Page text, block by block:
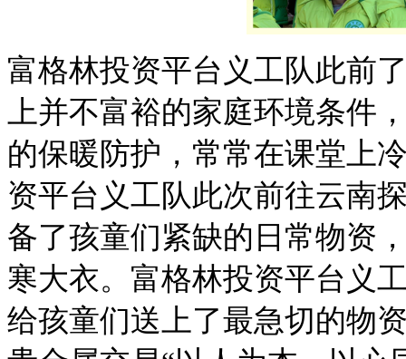
富格林投资平台 义工队此前
上并不富裕的家庭环境条件
的保暖防护， 常常在课堂上
资平台 义工队此次前往云南
备了孩童们紧缺的日常物资
寒大衣。富格林投资平台 义
给孩童们送上了最急切的物